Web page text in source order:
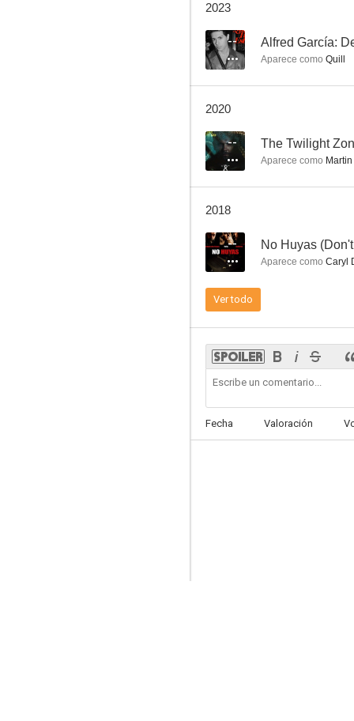
2023
-- Alfred García:
Aparece como Quill
2020
-- The Twilight
Aparece como
2018
-- No Huyas
Aparece como Caryl
Ver todo
Fecha Valoración